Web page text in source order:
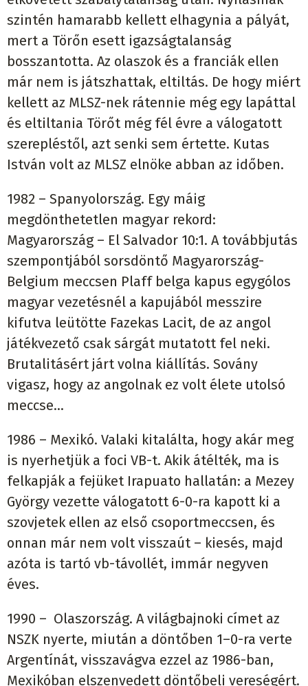
szintén hamarabb kellett elhagynia a pályát,
mert a Törőn esett igazságtalanság
bosszantotta. Az olaszok és a franciák ellen
már nem is játszhattak, eltiltás. De hogy miért
kellett az MLSZ-nek rátennie még egy lapáttal
és eltiltania Törőt még fél évre a válogatott
szerepléstől, azt senki sem értette. Kutas
István volt az MLSZ elnöke abban az időben.
1982 – Spanyolország. Egy máig
megdönthetetlen magyar rekord:
Magyarország – El Salvador 10:1. A továbbjutás
szempontjából sorsdöntő Magyarország-
Belgium meccsen Plaff belga kapus egygólos
magyar vezetésnél a kapujából messzire
kifutva leütötte Fazekas Lacit, de az angol
játékvezető csak sárgát mutatott fel neki.
Brutalitásért járt volna kiállítás. Sovány
vigasz, hogy az angolnak ez volt élete utolsó
meccse...
1986 – Mexikó. Valaki kitalálta, hogy akár meg
is nyerhetjük a foci VB-t. Akik átélték, ma is
felkapják a fejüket Irapuato hallatán: a Mezey
György vezette válogatott 6-0-ra kapott ki a
szovjetek ellen az első csoportmeccsen, és
onnan már nem volt visszaút – kiesés, majd
azóta is tartó vb-távollét, immár negyven
éves.
1990 – Olaszország. A világbajnoki címet az
NSZK nyerte, miután a döntőben 1–0-ra verte
Argentínát, visszavágva ezzel az 1986-ban,
Mexikóban elszenvedett döntőbeli vereségért.